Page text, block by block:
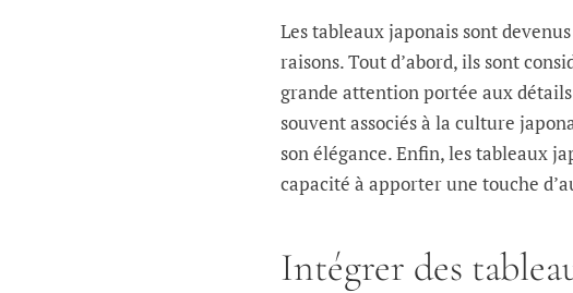
Les tableaux japonais sont
raisons. Tout d’abord, ils sont
grande attention portée aux
souvent associés à la culture
son élégance. Enfin, les tableaux
capacité à apporter une touche
Intégrer des